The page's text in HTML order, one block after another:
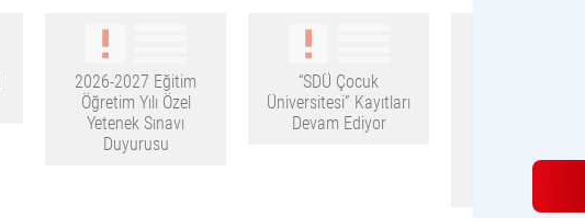
2026-2027 Eğitim
Öğretim Yılı Özel
Yetenek Sınavı
Duyurusu
“SDÜ Çocuk
Üniversitesi” Kayıtları
Devam Ediyor
Geçiş